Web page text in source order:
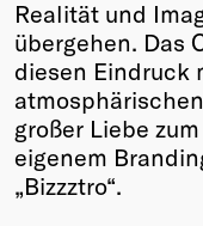
Realität und
übergehen. Das
diesen Eindruck
großer Liebe
eigenem
„Bizzztro“.